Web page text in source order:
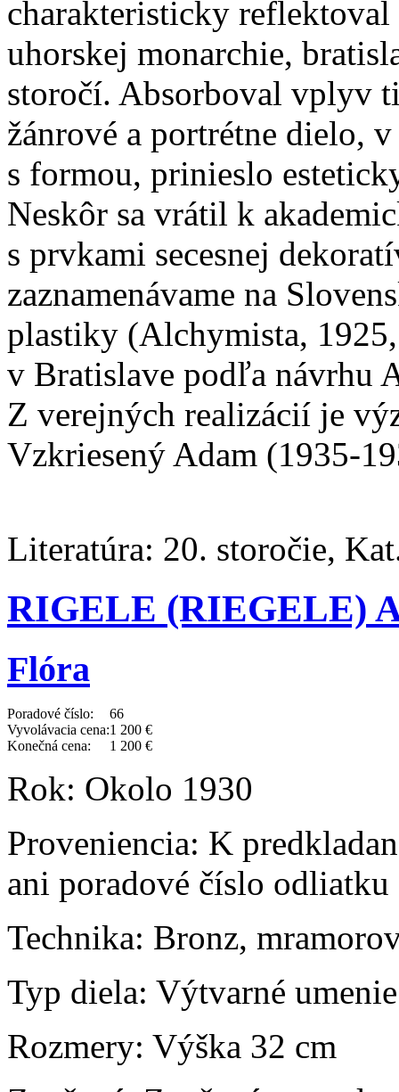
charakteristicky
uhorskej monarchie,
storočí. Absorboval vplyv
žánrové a portrétne dielo,
s formou, prinieslo
Neskôr sa vrátil k
s prvkami secesnej
zaznamenávame na
plastiky (Alchymista,
v Bratislave podľa návrhu
Z verejných realizácií je
Vzkriesený Adam (1935-
Literatúra: 20. storočie,
RIGELE (RIEGELE)
Flóra
Poradové číslo:
66
Vyvolávacia cena:1 200 €
Konečná cena:
1 200 €
Rok: Okolo 1930
Proveniencia: K
ani poradové číslo odliatku
Technika: Bronz,
Typ diela: Výtvarné umenie
Rozmery: Výška 32 cm